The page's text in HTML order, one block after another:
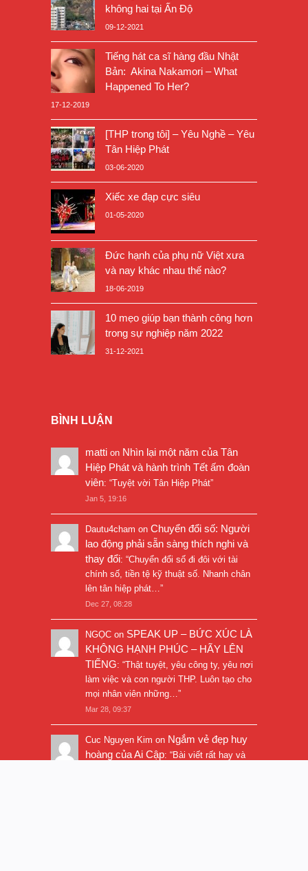
không hai tại Ấn Độ
09-12-2021
Tiếng hát ca sĩ hàng đầu Nhật
Bản: Akina Nakamori – What
Happened To Her?
17-12-2019
[THP trong tôi] – Yêu Nghề – Yêu
Tân Hiệp Phát
03-06-2020
Xiếc xe đạp cực siêu
01-05-2020
Đức hạnh của phụ nữ Việt xưa
và nay khác nhau thế nào?
18-06-2019
10 mẹo giúp bạn thành công hơn
trong sự nghiệp năm 2022
31-12-2021
BÌNH LUẬN
matti on Nhìn lại một năm của Tân
Hiệp Phát và hành trình Tết ấm đoàn
viên: “Tuyệt vời Tân Hiệp Phát”
Jan 5, 19:16
Dautu4cham on Chuyển đổi số: Người
lao động phải sẵn sàng thích nghi và
thay đổi: “Chuyển đổi số đi đôi với tài
chính số, tiền tệ kỹ thuật số. Nhanh chân
lên tân hiệp phát… ”
Dec 27, 08:28
NGỌC on SPEAK UP – BỨC XÚC LÀ
KHÔNG HẠNH PHÚC – HÃY LÊN
TIẾNG: “Thật tuyệt, yêu công ty, yêu nơi
làm việc và con người THP. Luôn tạo cho
mọi nhân viên những… ”
Mar 28, 09:37
Cuc Nguyen Kim on Ngắm vẻ đẹp huy
hoàng của Ai Cập: “Bài viết rất hay và